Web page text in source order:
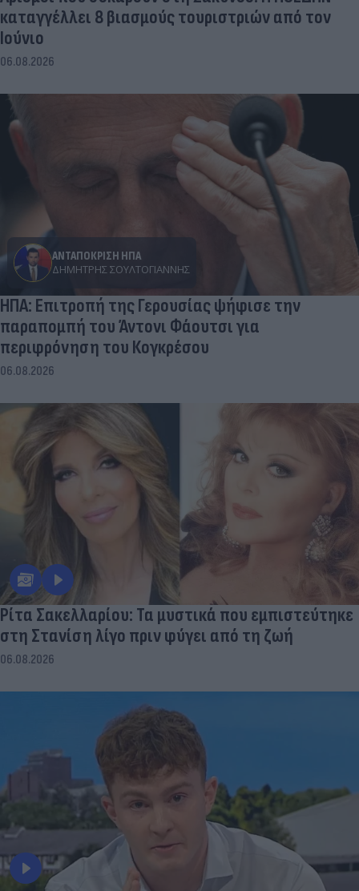
καταγγέλλει 8 βιασμούς τουριστριών από τον
Ιούνιο
06.08.2026
ΑΝΤΑΠΟΚΡΙΣΗ ΗΠΑ
ΔΗΜΉΤΡΗΣ ΣΟΥΛΤΟΓΙΆΝΝΗΣ
ΗΠΑ: Επιτροπή της Γερουσίας ψήφισε την
παραπομπή του Άντονι Φάουτσι για
περιφρόνηση του Κογκρέσου
06.08.2026
Ρίτα Σακελλαρίου: Τα μυστικά που εμπιστεύτηκε
στη Στανίση λίγο πριν φύγει από τη ζωή
06.08.2026